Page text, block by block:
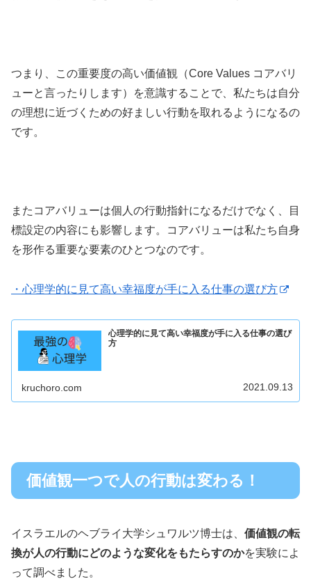
つまり、この重要度の高い価値観（Core Values コアバリ
ューと言ったりします）を意識することで、私たちは自分
の理想に近づくための好ましい行動を取れるようになるの
です。
またコアバリューは個人の行動指針になるだけでなく、目
標設定の内容にも影響します。コアバリューは私たち自身
を形作る重要な要素のひとつなのです。
・心理学的に見て高い幸福度が手に入る仕事の選び方
心理学的に見て高い幸福度が手に入る仕事の選び
方
kruchoro.com 2021.09.13
価値観一つで人の行動は変わる！
イスラエルのヘブライ大学シュワルツ博士は、 価値観の転
換が人の行動にどのような変化をもたらすのかを実験によ
って調べました。